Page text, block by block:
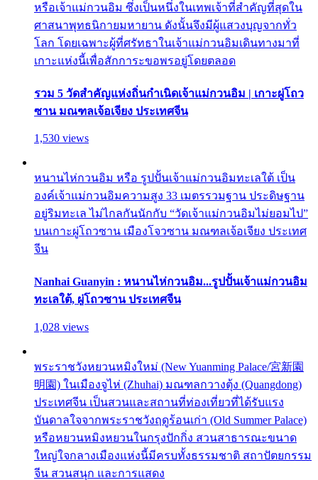
หรือเจ้าแม่กวนอิม ซึ่งเป็นหนึ่งในเทพเจ้าที่สำคัญที่สุดใน
ศาสนาพุทธนิกายมหายาน ดังนั้นจึงมีผู้แสวงบุญจากทั่ว
โลก โดยเฉพาะผู้ที่ศรัทธาในเจ้าแม่กวนอิมเดินทางมาที่
เกาะแห่งนี้เพื่อสักการะขอพรอยู่โดยตลอด
รวม 5 วัดสำคัญแห่งถิ่นกำเนิดเจ้าแม่กวนอิม | เกาะผู่โถว
ซาน มณฑลเจ้อเจียง ประเทศจีน
1,530 views
หนานไห่กวนอิม หรือ รูปปั้นเจ้าแม่กวนอิมทะเลใต้ เป็น
องค์เจ้าแม่กวนอิมความสูง 33 เมตรรวมฐาน ประดิษฐาน
อยู่ริมทะเล ไม่ไกลกันนักกับ “วัดเจ้าแม่กวนอิมไม่ยอมไป”
บนเกาะผู่โถวซาน เมืองโจวซาน มณฑลเจ้อเจียง ประเทศ
จีน
Nanhai Guanyin : หนานไห่กวนอิม...รูปปั้นเจ้าแม่กวนอิม
ทะเลใต้, ผู่โถวซาน ประเทศจีน
1,028 views
พระราชวังหยวนหมิงใหม่ (New Yuanming Palace/宮新園
明園) ในเมืองจูไห่ (Zhuhai) มณฑลกวางตุ้ง (Quangdong)
ประเทศจีน เป็นสวนและสถานที่ท่องเที่ยวที่ได้รับแรง
บันดาลใจจากพระราชวังฤดูร้อนเก่า (Old Summer Palace)
หรือหยวนหมิงหยวนในกรุงปักกิ่ง สวนสาธารณะขนาด
ใหญ่ใจกลางเมืองแห่งนี้มีครบทั้งธรรมชาติ สถาปัตยกรรม
จีน สวนสนุก และการแสดง